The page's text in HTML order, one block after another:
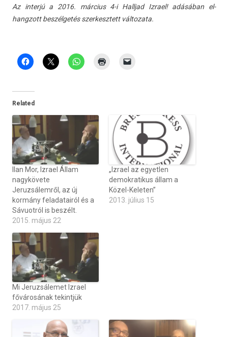
Az in­terjú a 2016. március 4-i Halljad Iz­rael! adásában el­
hangzott beszélgetés szer­kesztett vál­tozata.
Related
Ilan Mor, Izrael Állam
nagykövete
Jeruzsálemről, az új
kormány feladatairól és a
Sávuotról is beszélt.
2015. május 22
„Izrael az egyetlen
demokratikus állam a
Közel-Keleten”
2013. július 15
Mi Jeruzsálemet Izrael
fővárosának tekintjük
2017. május 25